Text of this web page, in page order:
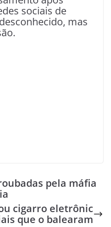
sociais de
mas
pela máfia
cigarro eletrônic
que o balearam